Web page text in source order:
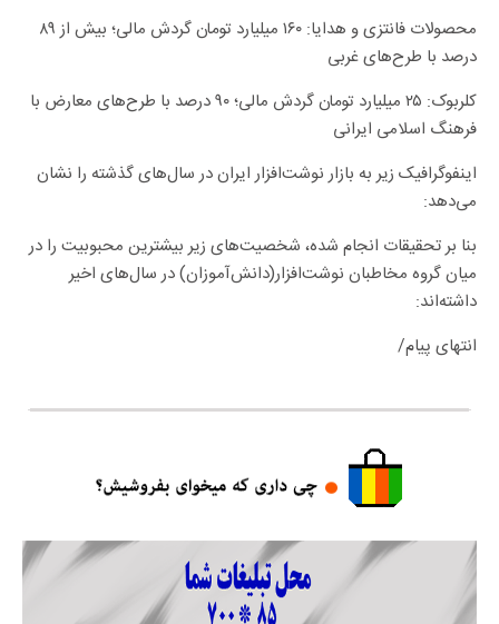
محصولات فانتزی و هدایا: ۱۶۰ میلیارد تومان گردش مالی؛ بیش از ۸۹
درصد با طرح‌های غربی
کلربوک: ۲۵ میلیارد تومان گردش مالی؛ ۹۰ درصد با طرح‌های معارض با
فرهنگ اسلامی ایرانی
اینفوگرافیک زیر به بازار نوشت‌افزار ایران در سال‌های گذشته را نشان
می‌دهد:
بنا بر تحقیقات انجام شده،‌ شخصیت‌های زیر بیشترین محبوبیت را در
میان گروه مخاطبان نوشت‌افزار(دانش‌آموزان) در سال‌های اخیر
داشته‌اند:
انتهای پیام/